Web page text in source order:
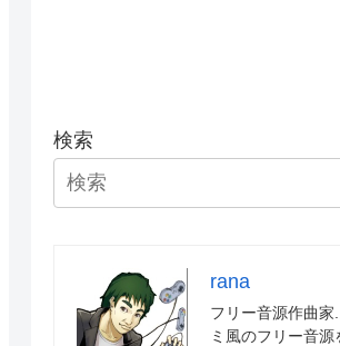
検索
rana
フリー音源作曲家
ミ風のフリー音源